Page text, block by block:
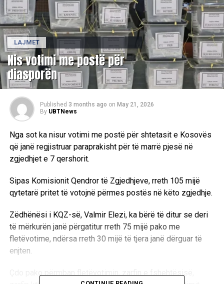
LAJMET
Nis votimi me postë për
diasporën
Published 3 months ago on May 21, 2026
By UBTNews
Nga sot ka nisur votimi me postë për shtetasit e Kosovës
që janë regjistruar paraprakisht për të marrë pjesë në
zgjedhjet e 7 qershorit.
Sipas Komisionit Qendror të Zgjedhjeve, rreth 105 mijë
qytetarë pritet të votojnë përmes postës në këto zgjedhje.
Zëdhënësi i KQZ-së, Valmir Elezi, ka bërë të ditur se deri
të mërkurën janë përgatitur rreth 75 mijë pako me
fletëvotime, ndërsa rreth 30 mijë të tjera janë dërguar të
enjten.
Çdo pako përmban fletëvotimin, zarfin e fshehtësisë,